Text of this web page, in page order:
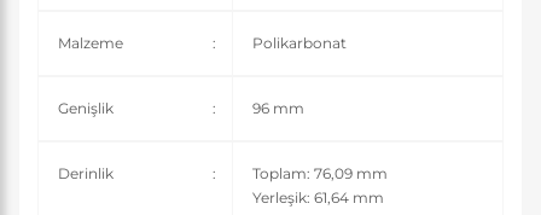
Malzeme : Polikarbonat
Genişlik : 96 mm
Derinlik :
Toplam: 76,09 mm
Yerleşik: 61,64 mm